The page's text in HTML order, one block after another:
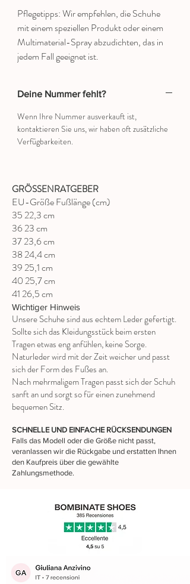
Pflegetipps: Wir empfehlen, die Schuhe
mit einem speziellen Produkt oder einem
Multimaterial-Spray abzudichten, das in
jedem Fall geeignet ist.
Deine Nummer fehlt?
Wenn Ihre Nummer ausverkauft ist,
kontaktieren Sie uns, wir haben oft zusätzliche
Verfügbarkeiten.
GRÖSSENRATGEBER
EU-Größe Fußlänge (cm)
35 22,3 cm
36 23 cm
37 23,6 cm
38 24,4 cm
39 25,1 cm
40 25,7 cm
41 26,5 cm
Wichtiger Hinweis
Unsere Schuhe sind aus echtem Leder gefertigt.
Sollte sich das Kleidungsstück beim ersten
Tragen etwas eng anfühlen, keine Sorge.
Naturleder wird mit der Zeit weicher und passt
sich der Form des Fußes an.
Nach mehrmaligem Tragen passt sich der Schuh
sanft an und sorgt so für einen zunehmend
bequemen Sitz.
SCHNELLE UND EINFACHE RÜCKSENDUNGEN
Falls das Modell oder die Größe nicht passt,
veranlassen wir die Rückgabe und erstatten Ihnen
den Kaufpreis über die gewählte
Zahlungsmethode.